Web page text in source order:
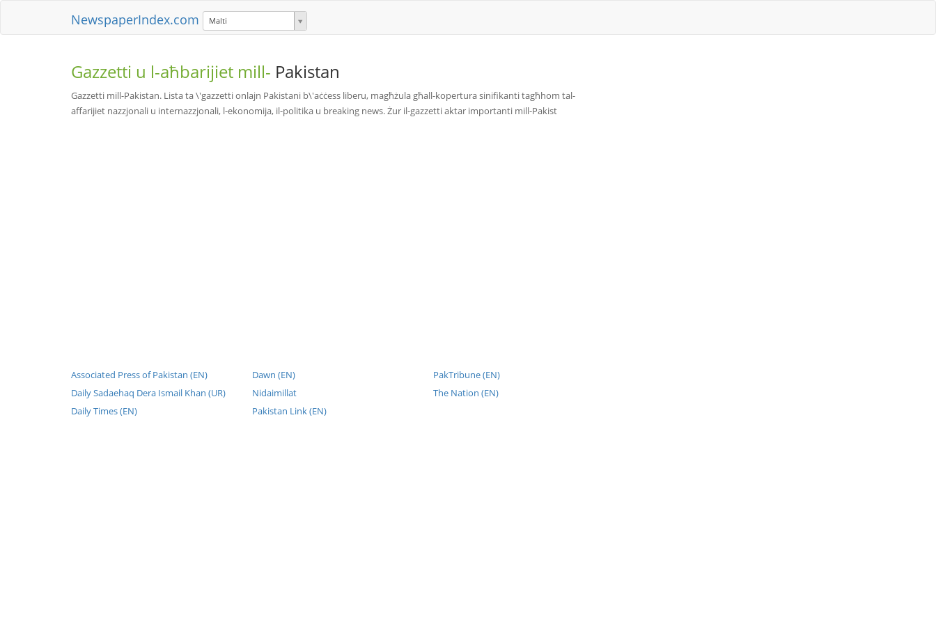
NewspaperIndex.com Malti
Gazzetti u l-aħbarijiet mill- Pakistan
Gazzetti mill-Pakistan. Lista ta \'gazzetti onlajn Pakistani b\'aċċess liberu, magħżula għall-kopertura sinifikanti tagħhom tal-
affarijiet nazzjonali u internazzjonali, l-ekonomija, il-politika u breaking news. Żur il-gazzetti aktar importanti mill-Pakist
Associated Press of Pakistan (EN)
Daily Sadaehaq Dera Ismail Khan (UR)
Daily Times (EN)
Dawn (EN)
Nidaimillat
Pakistan Link (EN)
PakTribune (EN)
The Nation (EN)